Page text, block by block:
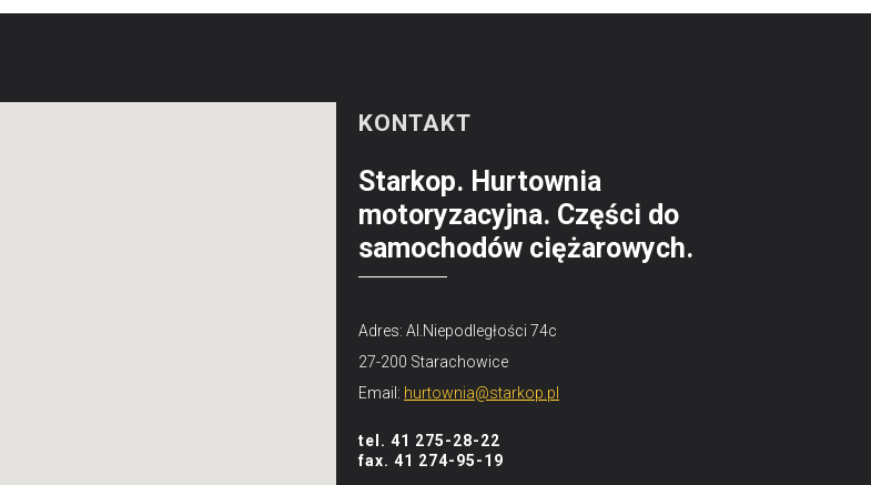
KONTAKT
Starkop. Hurtownia
motoryzacyjna. Części do
samochodów ciężarowych.
Adres: Al.Niepodległości 74c
27-200 Starachowice
Email: hurtownia@starkop.pl
tel. 41 275-28-22
fax. 41 274-95-19